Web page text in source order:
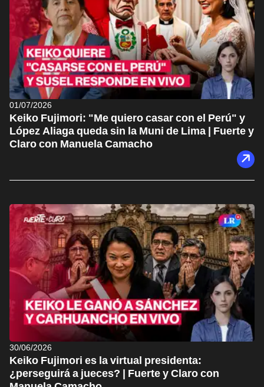
01/07/2026
Keiko Fujimori: "Me quiero casar con el Perú" y
López Aliaga queda sin la Muni de Lima | Fuerte y
Claro con Manuela Camacho
30/06/2026
Keiko Fujimori es la virtual presidenta:
¿perseguirá a jueces? | Fuerte y Claro con